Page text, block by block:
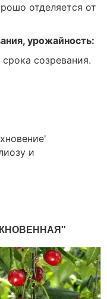
отделяется от
урожайность:
созревания.
и